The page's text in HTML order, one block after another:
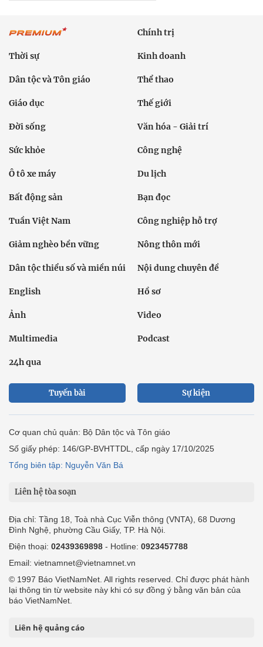
Chính trị
Thời sự Kinh doanh
Dân tộc và Tôn giáo Thể thao
Giáo dục Thế giới
Đời sống Văn hóa - Giải trí
Sức khỏe Công nghệ
Ô tô xe máy Du lịch
Bất động sản Bạn đọc
Tuần Việt Nam Công nghiệp hỗ trợ
Giảm nghèo bền vững Nông thôn mới
Dân tộc thiểu số và miền núi Nội dung chuyên đề
English Hồ sơ
Ảnh Video
Multimedia Podcast
24h qua
Tuyến bài Sự kiện
Cơ quan chủ quản: Bộ Dân tộc và Tôn giáo
Số giấy phép: 146/GP-BVHTTDL, cấp ngày 17/10/2025
Tổng biên tập: Nguyễn Văn Bá
Liên hệ tòa soạn
Địa chỉ: Tầng 18, Toà nhà Cục Viễn thông (VNTA), 68 Dương
Đình Nghệ, phường Cầu Giấy, TP. Hà Nội.
Điện thoại: 02439369898 - Hotline: 0923457788
Email: vietnamnet@vietnamnet.vn
© 1997 Báo VietNamNet. All rights reserved. Chỉ được phát hành
lại thông tin từ website này khi có sự đồng ý bằng văn bản của
báo VietNamNet.
Liên hệ quảng cáo